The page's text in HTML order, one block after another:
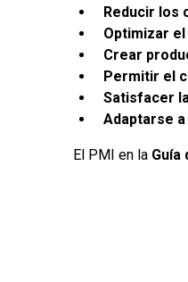
Reducir los
Optimizar
Crear
Permitir el
Satisfacer
Adaptarse
El PMI en la Guía